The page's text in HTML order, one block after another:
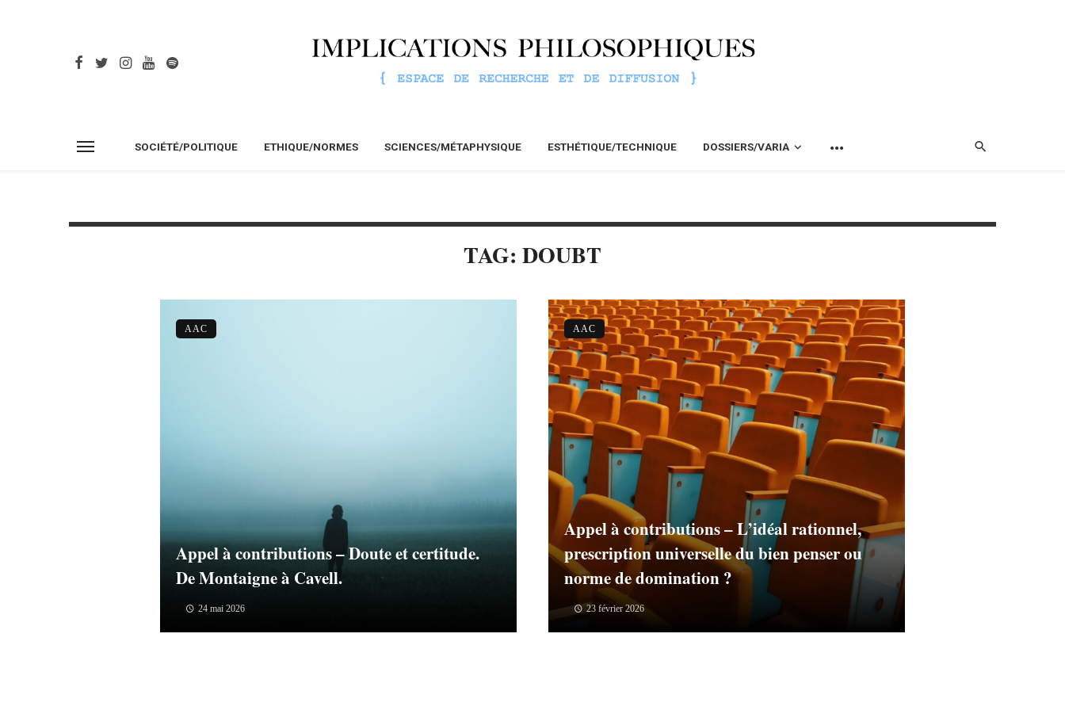
SOCIÉTÉ/POLITIQUE ETHIQUE/NORMES SCIENCES/MÉTAPHYSIQUE ESTHÉTIQUE/TECHNIQUE DOSSIERS/VARIA
TAG: DOUBT
Appel à contributions – Doute et certitude.
De Montaigne à Cavell.
24 mai 2026
AAC
Appel à contributions – L’idéal rationnel,
prescription universelle du bien penser ou
norme de domination ?
23 février 2026
AAC